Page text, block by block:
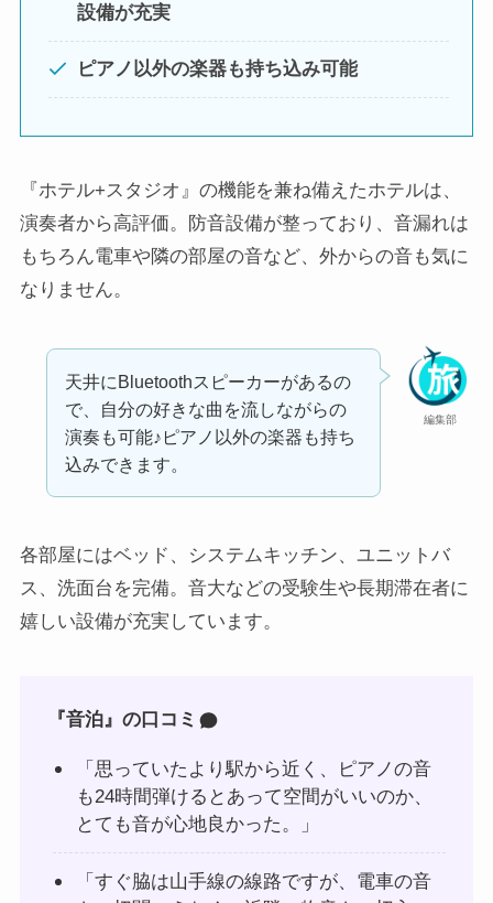
設備が充実
ピアノ以外の楽器も持ち込み可能
『ホテル+スタジオ』の機能を兼ね備えたホテルは、
演奏者から高評価。防音設備が整っており、音漏れは
もちろん電車や隣の部屋の音など、外からの音も気に
なりません。
編集部
天井にBluetoothスピーカーがあるの
で、自分の好きな曲を流しながらの
演奏も可能♪ピアノ以外の楽器も持ち
込みできます。
各部屋にはベッド、システムキッチン、ユニットバ
ス、洗面台を完備。音大などの受験生や長期滞在者に
嬉しい設備が充実しています。
『音泊』の口コミ
「思っていたより駅から近く、ピアノの音
も24時間弾けるとあって空間がいいのか、
とても音が心地良かった。」
「すぐ脇は山手線の線路ですが、電車の音